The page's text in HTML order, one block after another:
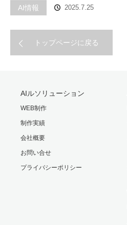
AI情報 2025.7.25
トップページに戻る
AIルソリューション
WEB制作
制作実績
会社概要
お問い合せ
プライバシーポリシー